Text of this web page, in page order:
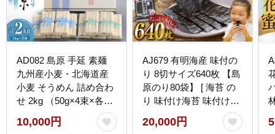
AD082 島原 手延 素麺
九州産小麦・北海道産
小麦 そうめん 詰め合わ
せ 2kg （50g×4束×各5
袋） [ そうめん 素麺 手
延べ素麺 手延べそうめ
10,000円
AJ679 有明海産 味付の
り 8切サイズ640枚 【島
原のり80袋】 [ 海苔 の
り 味付け海苔 味付けの
り 塩のり 焼き海苔 味海
苔 塩海苔 おにぎり 個包
20,000円